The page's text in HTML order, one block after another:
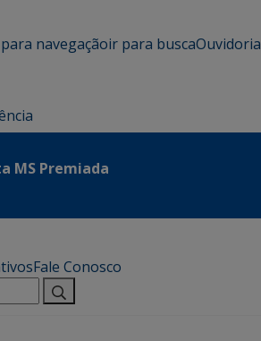
navegaçãoir para buscaOuvidoria
MS Premiada
Fale Conosco